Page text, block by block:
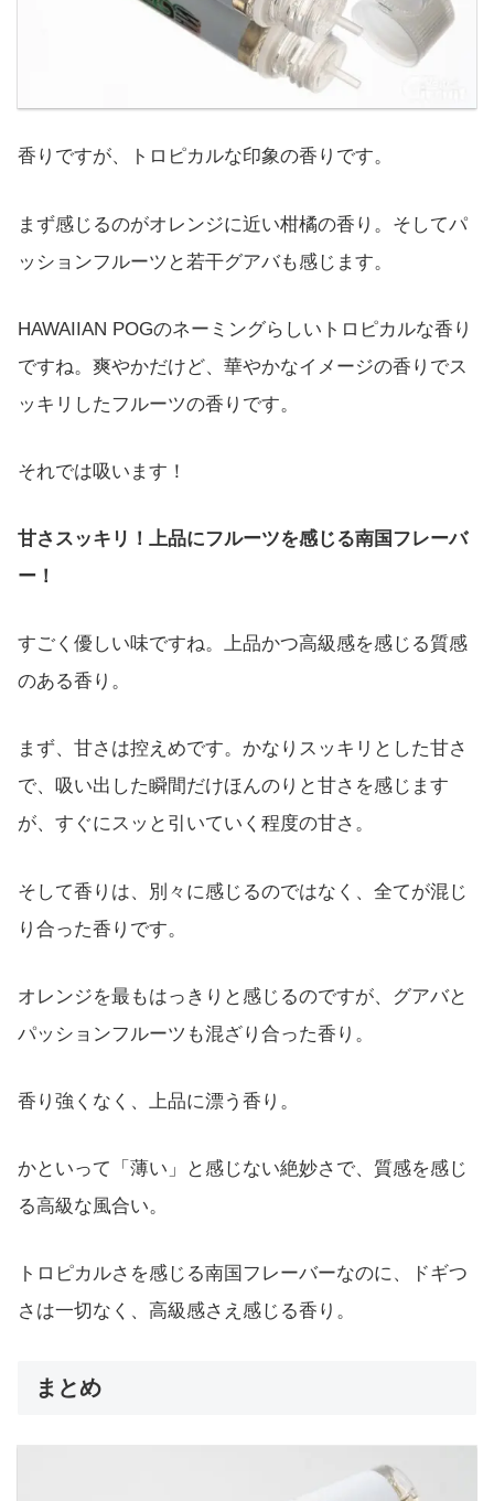
香りですが、トロピカルな印象の香りです。
まず感じるのがオレンジに近い柑橘の香り。そしてパ
ッションフルーツと若干グアバも感じます。
HAWAIIAN POGのネーミングらしいトロピカルな香り
ですね。爽やかだけど、華やかなイメージの香りでス
ッキリしたフルーツの香りです。
それでは吸います！
甘さスッキリ！上品にフルーツを感じる南国フレーバ
ー！
すごく優しい味ですね。上品かつ高級感を感じる質感
のある香り。
まず、甘さは控えめです。かなりスッキリとした甘さ
で、吸い出した瞬間だけほんのりと甘さを感じます
が、すぐにスッと引いていく程度の甘さ。
そして香りは、別々に感じるのではなく、全てが混じ
り合った香りです。
オレンジを最もはっきりと感じるのですが、グアバと
パッションフルーツも混ざり合った香り。
香り強くなく、上品に漂う香り。
かといって「薄い」と感じない絶妙さで、質感を感じ
る高級な風合い。
トロピカルさを感じる南国フレーバーなのに、ドギつ
さは一切なく、高級感さえ感じる香り。
まとめ